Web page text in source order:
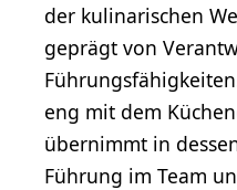
der kulinarischen
geprägt von
eng mit dem
übernimmt in
Führung im Team